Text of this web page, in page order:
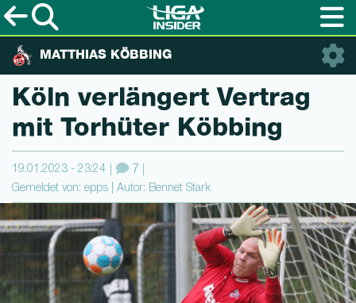
MATTHIAS KÖBBING
Köln verlängert Vertrag
mit Torhüter Köbbing
19.01.2023 - 23:24 7
Gemeldet von: epps | Autor: Bennet Stark